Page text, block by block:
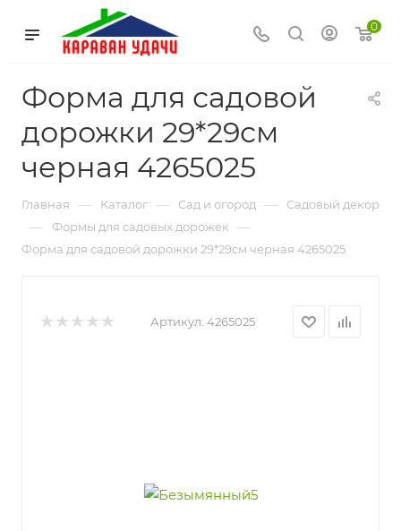
0
Форма для садовой
дорожки 29*29см
черная 4265025
Главная — Каталог — Сад и огород — Садовый декор
— Формы для садовых дорожек —
Форма для садовой дорожки 29*29см черная 4265025
Артикул: 4265025